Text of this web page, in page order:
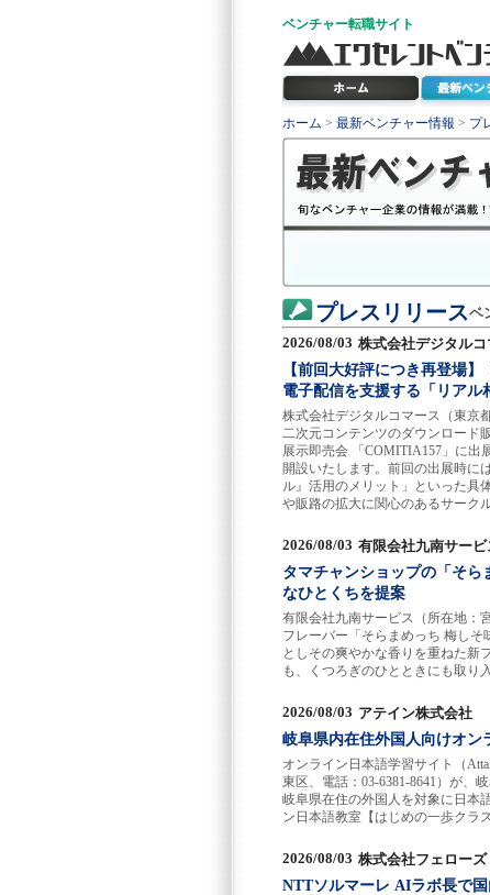
ベンチャー転職サイト
ホーム > 最新ベンチャー情報 > プ
プレスリリースベ
2026/08/03 株式会社デジタルコ
【前回大好評につき再登場
電子配信を支援する「リアル
株式会社デジタルコマース（東京
二次元コンテンツのダウンロード
展示即売会 「COMITIA157」に出
開設いたします。前回の出展時に
ル』活用のメリット」といった具
や販路の拡大に関心のあるサーク
2026/08/03 有限会社九南サービ
タマチャンショップの「そ
なひとくちを提案
有限会社九南サービス（所在地：
フレーバー「そらまめっち 梅し
としその爽やかな香りを重ねた新
も、くつろぎのひとときにも取り
2026/08/03 アテイン株式会社
岐阜県内在住外国人向けオン
オンライン日本語学習サイト（
東区、電話：03-6381-8641）が、
岐阜県在住の外国人を対象に日本
ン日本語教室【はじめの一歩クラ
2026/08/03 株式会社フェローズ
NTTソルマーレ AIラボ長で